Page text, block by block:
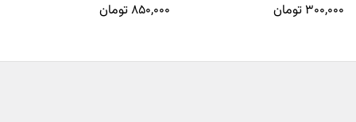
۳۰۰,۰۰۰ تومان ۸۵۰,۰۰۰تومان